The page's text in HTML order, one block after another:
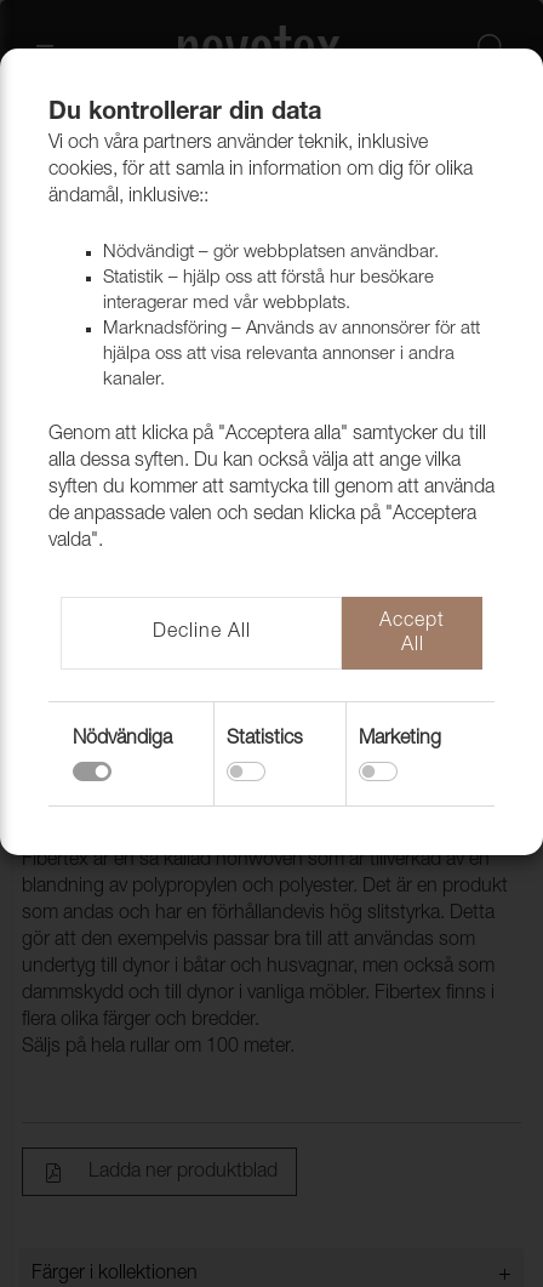
Tekniska vävar Vävar i syntetmaterial Fibertex
Fibertex nonwoven WL BH-1 Black,
125g, 160cm, 100m/rl
1990119
Fibertex är en så kallad nonwoven som är tillverkad av en
blandning av polypropylen och polyester. Det är en produkt
som andas och har en förhållandevis hög slitstyrka. Detta
gör att den exempelvis passar bra till att användas som
undertyg till dynor i båtar och husvagnar, men också som
dammskydd och till dynor i vanliga möbler. Fibertex finns i
flera olika färger och bredder.
Säljs på hela rullar om 100 meter.
Ladda ner produktblad
Färger i kollektionen +
Du kontrollerar din data
Vi och våra partners använder teknik, inklusive
cookies, för att samla in information om dig för olika
ändamål, inklusive::
Nödvändigt – gör webbplatsen användbar.
Statistik – hjälp oss att förstå hur besökare
interagerar med vår webbplats.
Marknadsföring – Används av annonsörer för att
hjälpa oss att visa relevanta annonser i andra
kanaler.
Genom att klicka på "Acceptera alla" samtycker du till
alla dessa syften. Du kan också välja att ange vilka
syften du kommer att samtycka till genom att använda
de anpassade valen och sedan klicka på "Acceptera
valda".
Decline All
Accept
All
Nödvändiga Statistics Marketing